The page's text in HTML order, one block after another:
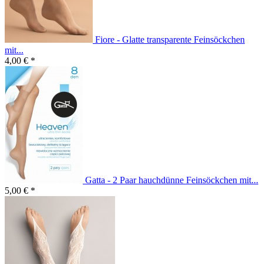
Fiore - Glatte transparente Feinsöckchen
mit...
4,00 € *
Gatta - 2 Paar hauchdünne Feinsöckchen mit...
5,00 € *